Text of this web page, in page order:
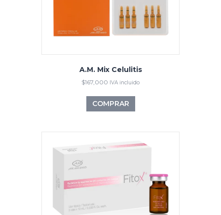
A.M. Mix Celulitis
$167,000 IVA incluido
COMPRAR